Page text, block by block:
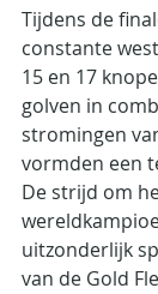
Tijdens de
constante
15 en 17
golven in
stromingen
vormden een
De strijd om
uitzonderlijk
van de Gold